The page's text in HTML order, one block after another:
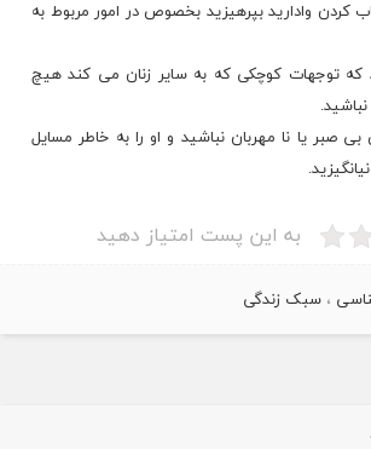
كردن وادارید بپرهیزید بخصوص در امور مربوط به
كه توجهات كوچكی كه به سایر زنان می كند هیچ
بی صبر یا نا مهربان نباشید و او را به خاطر مسایل
به این پست امتیاز دهید
،سبک زندگی